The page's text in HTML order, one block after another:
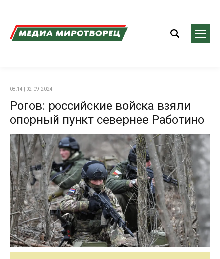
08:14 | 02-09-2024
Рогов: российские войска взяли
опорный пункт севернее Работино